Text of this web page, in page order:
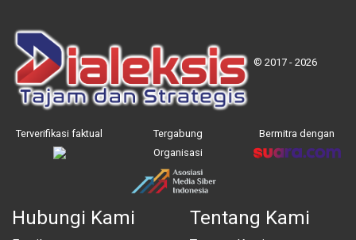
© 2017 - 2026
Terverifikasi faktual
Tergabung
Organisasi
Bermitra dengan
Hubungi Kami Tentang Kami